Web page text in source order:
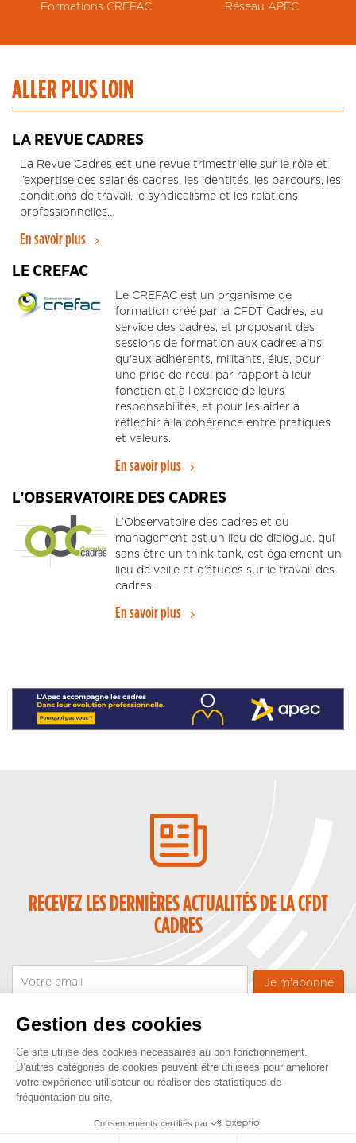
Formations CREFAC Réseau APEC
ALLER PLUS LOIN
LA REVUE CADRES
La Revue Cadres est une revue trimestrielle sur le rôle et
l’expertise des salariés cadres, les identités, les parcours, les
conditions de travail, le syndicalisme et les relations
professionnelles…
En savoir plus
LE CREFAC
Le CREFAC est un organisme de
formation créé par la CFDT Cadres, au
service des cadres, et proposant des
sessions de formation aux cadres ainsi
qu'aux adhérents, militants, élus, pour
une prise de recul par rapport à leur
fonction et à l'exercice de leurs
responsabilités, et pour les aider à
réfléchir à la cohérence entre pratiques
et valeurs.
En savoir plus
L’OBSERVATOIRE DES CADRES
L’Observatoire des cadres et du
management est un lieu de dialogue, qui
sans être un think tank, est également un
lieu de veille et d’études sur le travail des
cadres.
En savoir plus
RECEVEZ LES DERNIÈRES ACTUALITÉS DE LA CFDT
CADRES
Copyright © CFDT Cadres - 2025
CONTACT MENTIONS LÉGALES
Gestion des cookies
Ce site utilise des cookies nécessaires au bon fonctionnement.
D’autres catégories de cookies peuvent être utilisées pour améliorer
votre expérience utilisateur ou réaliser des statistiques de
fréquentation du site.
Consentements certifiés par